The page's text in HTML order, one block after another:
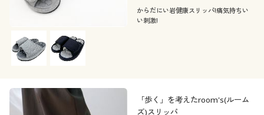
からだにい岩健康スリッパ!痛気持ちい
い刺激!
「歩く」を考えたroom's(ルーム
ズ)スリッパ